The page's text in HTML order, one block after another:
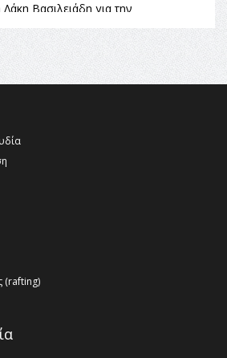
Βασιλειάδη για την
«Σε τέτοιες κορυφαίες
υπάρχει μόνο η ευθύνη απέναντι
του ΠΑΟΚ στον δεύτερο γύρο του
στον Κατάλογο Παγκόσμιας
– Ομόφωνη η απόφαση Ο
ως φυσικό και πολιτιστικό
αξίας για την
(rafting)